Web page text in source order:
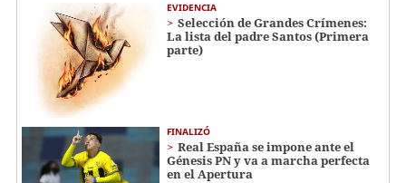
EVIDENCIA
Selección de Grandes Crímenes:
La lista del padre Santos (Primera
parte)
FINALIZÓ
Real España se impone ante el
Génesis PN y va a marcha perfecta
en el Apertura